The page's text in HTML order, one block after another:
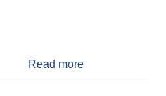
Read more